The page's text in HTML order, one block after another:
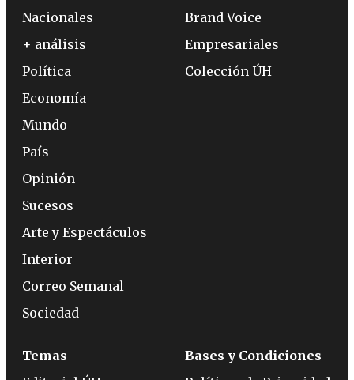
Nacionales
+ análisis
Política
Economía
Mundo
País
Opinión
Sucesos
Arte y Espectáculos
Interior
Correo Semanal
Sociedad
Brand Voice
Empresariales
Colección ÚH
Temas
Bases y Condiciones